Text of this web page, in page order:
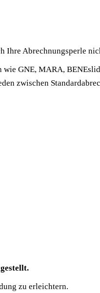
Abrechnungsperle
GNE, MARA,
zwischen
zu erleichtern.